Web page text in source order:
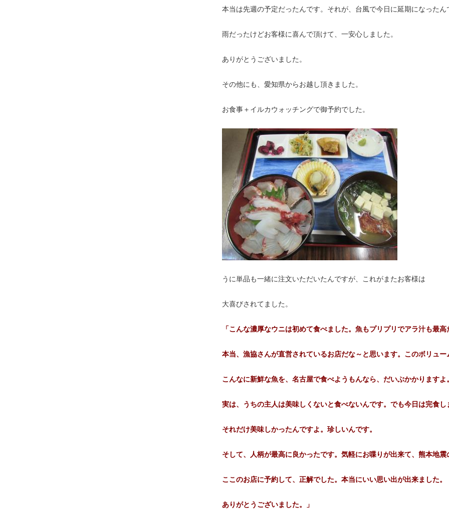
本当は先週の予定だったんです。それが、台風で今日に延期になったん
雨だったけどお客様に喜んで頂けて、一安心しました。
ありがとうございました。
その他にも、愛知県からお越し頂きました。
お食事＋イルカウォッチングで御予約でした。
うに単品も一緒に注文いただいたんですが、これがまたお客様は
大喜びされてました。
「こんな濃厚なウニは初めて食べました。魚もプリプリでアラ汁も最高
本当、漁協さんが直営されているお店だな～と思います。このボリュー
こんなに新鮮な魚を、名古屋で食べようもんなら、だいぶかかりますよ
実は、うちの主人は美味しくないと食べないんです。でも今日は完食し
それだけ美味しかったんですよ。珍しいんです。
そして、人柄が最高に良かったです。気軽にお喋りが出来て、熊本地震
ここのお店に予約して、正解でした。本当にいい思い出が出来ました。
ありがとうございました。」